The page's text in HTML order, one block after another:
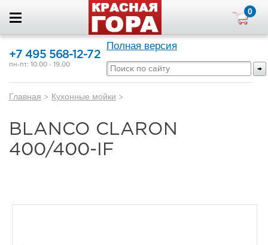
0
+7 495 568-12-72
пн-пт: 10.00 - 19.00
Полная версия
Главная > Кухонные мойки >
BLANCO CLARON
400/400-IF